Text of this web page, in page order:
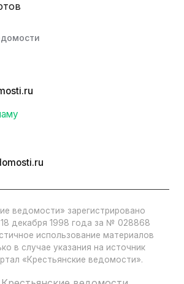
ведомости» зарегистрировано
декабря 1998 года за № 028868
использование материалов
в случае указания на источник
«Крестьянские ведомости».